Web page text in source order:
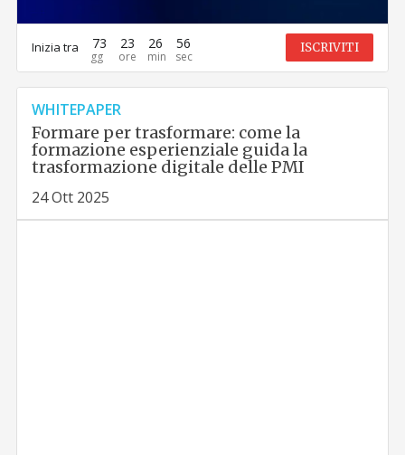
Inizia tra 73 23 26 55 ISCRIVITI
WHITEPAPER
Formare per trasformare: come la
formazione esperienziale guida la
trasformazione digitale delle PMI
24 Ott 2025